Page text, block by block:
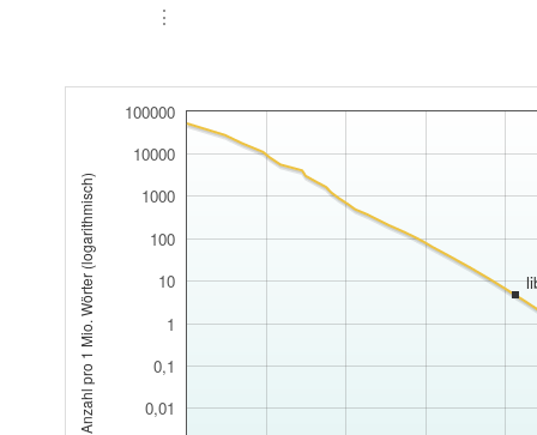
⋮
1
10
100
1000
10000
100000
0,01
0,1
Anzahl pro 1 Mio. Wörter (logarithmisch)